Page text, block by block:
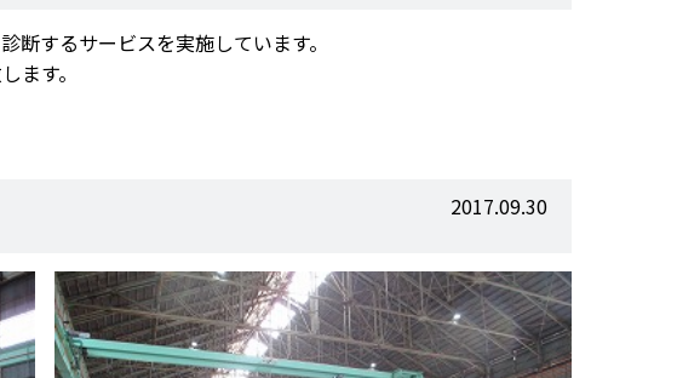
断するサービスを実施しています。
ます。
2017.09.30